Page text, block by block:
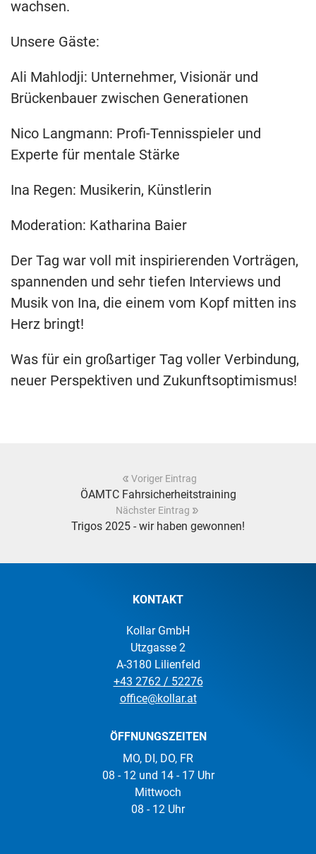
wachsen.
Unsere Gäste:
Ali Mahlodji: Unternehmer, Visionär und
Brückenbauer zwischen Generationen
Nico Langmann: Profi-Tennisspieler und
Experte für mentale Stärke
Ina Regen: Musikerin, Künstlerin
Moderation: Katharina Baier
Der Tag war voll mit inspirierenden Vorträgen,
spannenden und sehr tiefen Interviews und
Musik von Ina, die einem vom Kopf mitten ins
Herz bringt!
Was für ein großartiger Tag voller Verbindung,
neuer Perspektiven und Zukunftsoptimismus!
Voriger Eintrag
ÖAMTC Fahrsicherheitstraining
Nächster Eintrag
Trigos 2025 - wir haben gewonnen!
KONTAKT
Kollar GmbH
Utzgasse 2
A-3180 Lilienfeld
+43 2762 / 52276
office@kollar.at
ÖFFNUNGSZEITEN
MO, DI, DO, FR
08 - 12 und 14 - 17 Uhr
Mittwoch
08 - 12 Uhr